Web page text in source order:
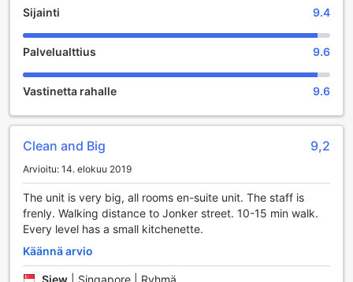
Sijainti 9.4
Palvelualttius 9.6
Vastinetta rahalle 9.6
Clean and Big 9,2
Arvioitu: 14. elokuu 2019
The unit is very big, all rooms en-suite unit. The staff is
frenly. Walking distance to Jonker street. 10-15 min walk.
Every level has a small kitchenette.
Käännä arvio
Siew Singapore | Ryhmä